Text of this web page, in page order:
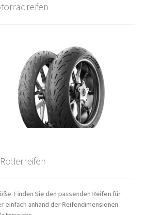
Finden Sie den passenden Reifen für
einfach anhand der Reifendimensionen.